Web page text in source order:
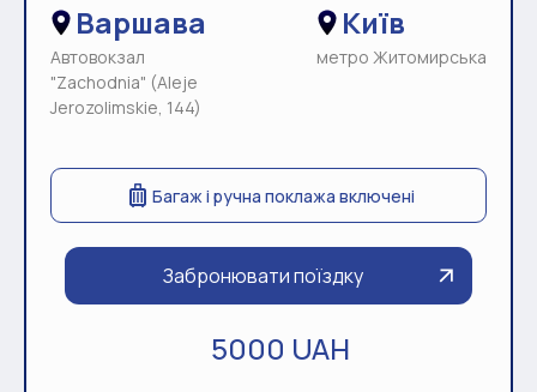
Варшава
Автовокзал
"Zachodnia" (Aleje
Jerozolimskie, 144)
Київ
метро Житомирська
Багаж і ручна поклажа включені
Забронювати поїздку
5000 UAH